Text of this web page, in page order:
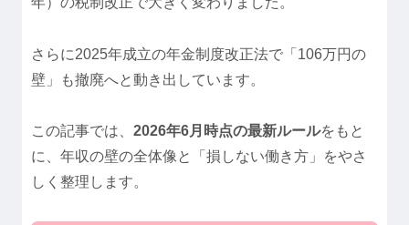
さらに2025年成立の年金制度改正法で「106万円の
壁」も撤廃へと動き出しています。
この記事では、 2026年6月時点の最新ルールをもと
に、年収の壁の全体像と「損しない働き方」をやさ
しく整理します。